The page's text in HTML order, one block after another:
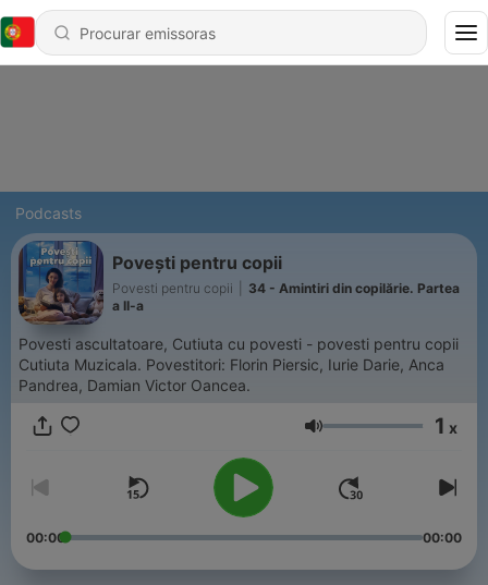
Podcasts
Povești pentru copii
Povesti pentru copii
34 - Amintiri din copilărie. Partea
a II-a
Povesti ascultatoare, Cutiuta cu povesti - povesti pentru copii
Cutiuta Muzicala. Povestitori: Florin Piersic, Iurie Darie, Anca
Pandrea, Damian Victor Oancea.
Volume 1 x
00:00 00:00